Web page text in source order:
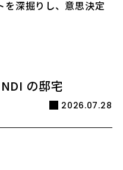
を深掘りし、意思決定
の邸宅
2026.07.28